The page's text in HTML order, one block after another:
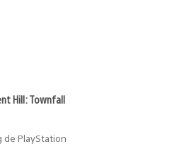
Hill: Townfall
de PlayStation